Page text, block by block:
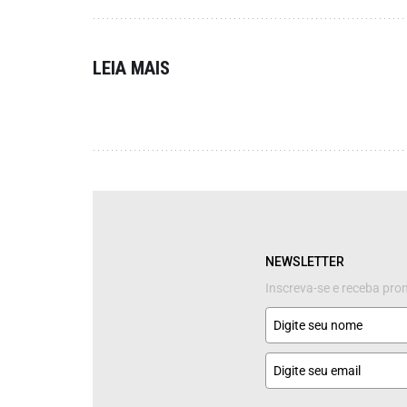
LEIA MAIS
NEWSLETTER
Inscreva-se e receba